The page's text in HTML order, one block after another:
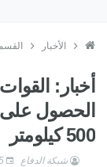
الأخبار
أخبار:
الحصول
500 كيلومتر
شبكة الدفاع